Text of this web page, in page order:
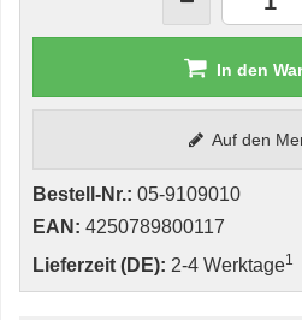
In den
Auf den
Bestell-Nr.: 05-9109010
EAN: 4250789800117
Lieferzeit (DE): 2-4 Werktage1